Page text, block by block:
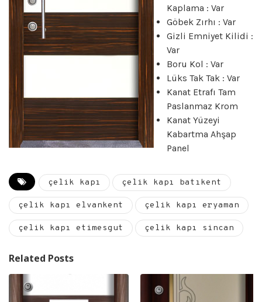
Kaplama : Var
Göbek Zırhı : Var
Gizli Emniyet Kilidi :
Var
Boru Kol : Var
Lüks Tak Tak : Var
Kanat Etrafı Tam
Paslanmaz Krom
Kanat Yüzeyi
Kabartma Ahşap
Panel
çelik kapı çelik kapı batıkent
çelik kapı elvankent çelik kapı eryaman
çelik kapı etimesgut çelik kapı sincan
Related Posts